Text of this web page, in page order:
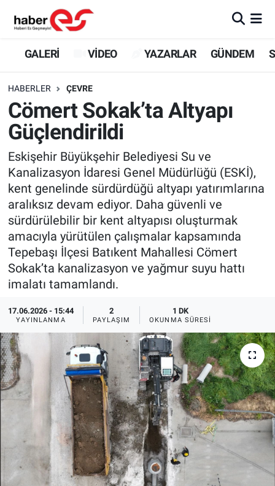
GALERİ VİDEO YAZARLAR GÜNDEM
HABERLER ÇEVRE
Cömert Sokak’ta Altyapı
Güçlendirildi
Eskişehir Büyükşehir Belediyesi Su ve
Kanalizasyon İdaresi Genel Müdürlüğü (ESKİ),
kent genelinde sürdürdüğü altyapı yatırımlarına
aralıksız devam ediyor. Daha güvenli ve
sürdürülebilir bir kent altyapısı oluşturmak
amacıyla yürütülen çalışmalar kapsamında
Tepebaşı İlçesi Batıkent Mahallesi Cömert
Sokak’ta kanalizasyon ve yağmur suyu hattı
imalatı tamamlandı.
17.06.2026 - 15:44
YAYINLANMA
2
PAYLAŞIM
1 DK
OKUNMA SÜRESI
GALERİ
YAZARLAR
GÜNDEM
SİYASET
TEKNOLOJİ
EKONOMİ
SPOR
Eskişehir Nöbetçi Eczaneler
Eskişehir Trafik Yoğunluk Haritası
Süper Lig Puan Durumu ve Fikstür
Tüm Manşetler
Son Dakika Haberleri
Haber Arşivi